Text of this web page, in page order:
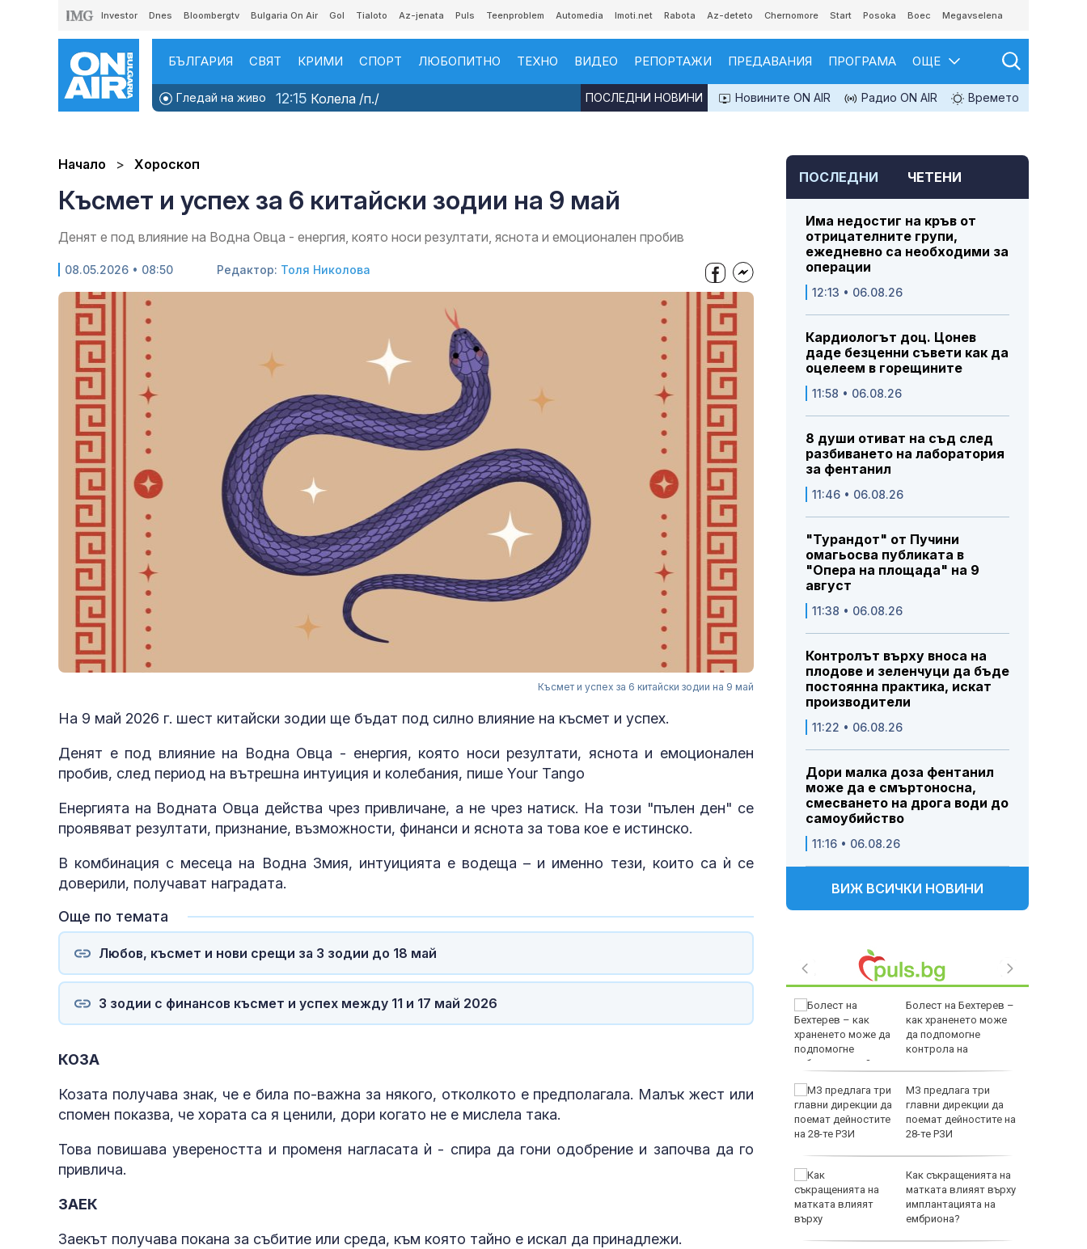
Investor Dnes Bloombergtv Bulgaria On Air Gol Tialoto Az-jenata Puls Teenproblem Automedia Imoti.net Rabota Az-deteto Chernomore Start Posoka Boec Megavselena
БЪЛГАРИЯ СВЯТ КРИМИ СПОРТ ЛЮБОПИТНО ТЕХНО ВИДЕО РЕПОРТАЖИ ПРЕДАВАНИЯ ПРОГРАМА ОЩЕ
Гледай на живо 12:15 Колела /п./ Новините ON AIR Радио ON AIR Времето
ПОСЛЕДНИ НОВИНИ
Начало Хороскоп
Късмет и успех за 6 китайски зодии на 9 май
Денят е под влияние на Водна Овца - енергия, която носи резултати, яснота и емоционален пробив
08.05.2026 • 08:50 Редактор: Толя Николова
Късмет и успех за 6 китайски зодии на 9 май
На 9 май 2026 г. шест китайски зодии ще бъдат под силно влияние на късмет и успех.
Денят е под влияние на Водна Овца - енергия, която носи резултати, яснота и емоционален
пробив, след период на вътрешна интуиция и колебания, пише Your Tango
Енергията на Водната Овца действа чрез привличане, а не чрез натиск. На този "пълен ден" се
проявяват резултати, признание, възможности, финанси и яснота за това кое е истинско.
В комбинация с месеца на Водна Змия, интуицията е водеща – и именно тези, които са ѝ се
доверили, получават наградата.
Още по темата
Любов, късмет и нови срещи за 3 зодии до 18 май
3 зодии с финансов късмет и успех между 11 и 17 май 2026
КОЗА
Козата получава знак, че е била по-важна за някого, отколкото е предполагала. Малък жест или
спомен показва, че хората са я ценили, дори когато не е мислела така.
Това повишава увереността и променя нагласата ѝ - спира да гони одобрение и започва да го
привлича.
ЗАЕК
Заекът получава покана за събитие или среда, към която тайно е искал да принадлежи.
ПОСЛЕДНИ ЧЕТЕНИ
Има недостиг на кръв от
отрицателните групи,
ежедневно са необходими за
операции
12:13 • 06.08.26
Кардиологът доц. Цонев
даде безценни съвети как да
оцелеем в горещините
11:58 • 06.08.26
8 души отиват на съд след
разбиването на лаборатория
за фентанил
11:46 • 06.08.26
"Турандот" от Пучини
омагьосва публиката в
"Опера на площада" на 9
август
11:38 • 06.08.26
Контролът върху вноса на
плодове и зеленчуци да бъде
постоянна практика, искат
производители
11:22 • 06.08.26
Дори малка доза фентанил
може да е смъртоносна,
смесването на дрога води до
самоубийство
11:16 • 06.08.26
ВИЖ ВСИЧКИ НОВИНИ
Ясна е фирмата, която
Болест на Бехтерев –
как храненето може
да подпомогне
контрола на
заболяването?
МЗ предлага три
главни дирекции да
поемат дейностите на
28-те РЗИ
Как съкращенията на
матката влияят върху
имплантацията на
ембриона?